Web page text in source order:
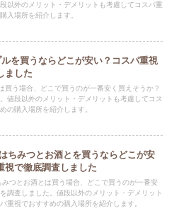
以外のメリット・デメリットも考慮してコスパ重
入場所を紹介します。
を買うならどこが安い？コスパ重視
ました
買う場合、どこで買うのが一番安く買えそうか？
値段以外のメリット・デメリットも考慮してコス
の購入場所を紹介します。
ちみつとお酒とを買うならどこが安
視で徹底調査しました
みつとお酒とは買う場合、どこで買うのが一番安
調査しました。値段以外のメリット・デメリット
重視でおすすめの購入場所を紹介します。